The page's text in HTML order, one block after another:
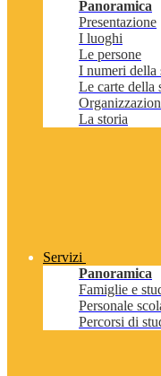
Panoramica
Presentazione
I luoghi
Le persone
I numeri della
Le carte della
La storia
Servizi
Panoramica
Famiglie e
Personale
Percorsi di